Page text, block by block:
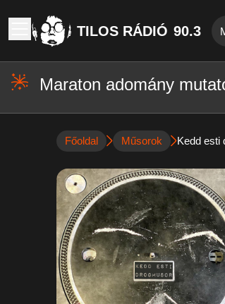
TILOS RÁDIÓ 90.3
Maraton adomány
Főoldal Műsorok Kedd esti